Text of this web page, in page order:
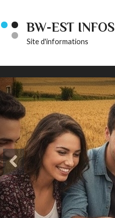
BW-EST INFOS
Site d'informations